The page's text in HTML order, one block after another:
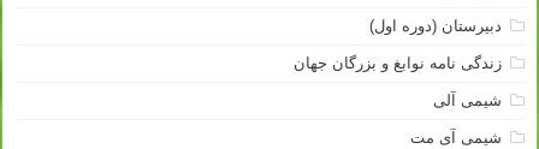
دبیرستان (دوره اول)
زندگی نامه نوابغ و بزرگان جهان
شیمی آلی
شیمی آی مت